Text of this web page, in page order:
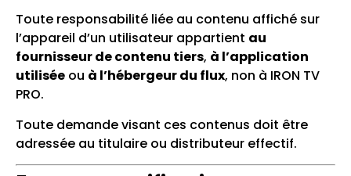
Toute responsabilité liée au contenu affiché sur
l’appareil d’un utilisateur appartient au
fournisseur de contenu tiers, à l’application
utilisée ou à l’hébergeur du flux, non à IRON TV
PRO.
Toute demande visant ces contenus doit être
adressée au titulaire ou distributeur effectif.